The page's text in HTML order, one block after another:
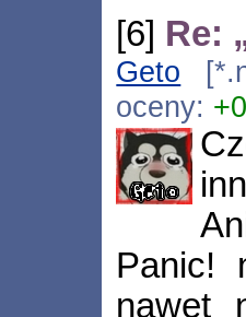
[6] Re:
Geto
oceny: +0
Panic!
nawet